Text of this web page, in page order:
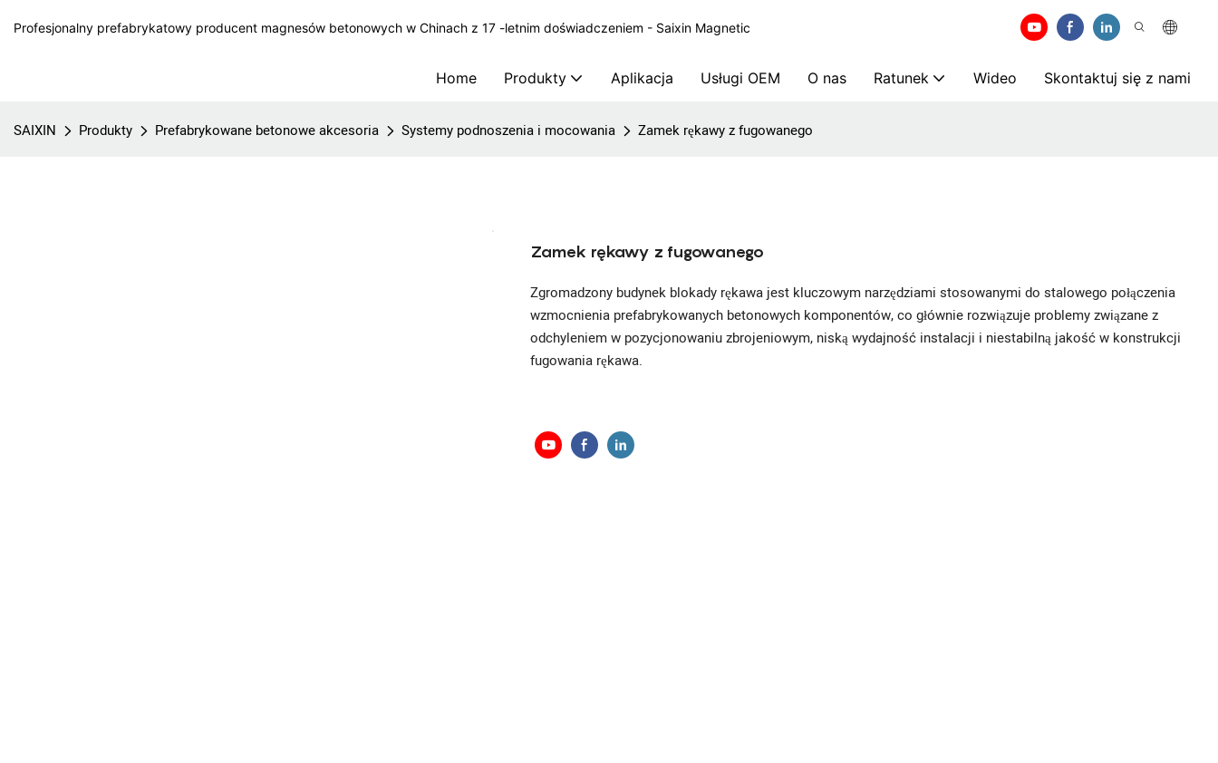
Profesjonalny prefabrykatowy producent magnesów betonowych w Chinach z 17 -letnim doświadczeniem - Saixin Magnetic
Home Produkty Aplikacja Usługi OEM O nas Ratunek Wideo Skontaktuj się z nami
SAIXIN Produkty Prefabrykowane betonowe akcesoria Systemy podnoszenia i mocowania Zamek rękawy z fugowanego
Zamek rękawy z fugowanego
Zgromadzony budynek blokady rękawa jest kluczowym narzędziami stosowanymi do stalowego połączenia
wzmocnienia prefabrykowanych betonowych komponentów, co głównie rozwiązuje problemy związane z
odchyleniem w pozycjonowaniu zbrojeniowym, niską wydajność instalacji i niestabilną jakość w konstrukcji
fugowania rękawa.